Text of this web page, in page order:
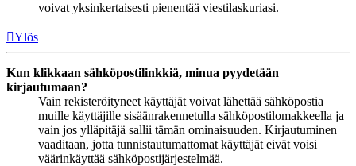
voivat yksinkertaisesti pienentää viestilaskuriasi.
Ylös
Kun klikkaan sähköpostilinkkiä, minua pyydetään
kirjautumaan?
Vain rekisteröityneet käyttäjät voivat lähettää sähköpostia
muille käyttäjille sisäänrakennetulla sähköpostilomakkeella ja
vain jos ylläpitäjä sallii tämän ominaisuuden. Kirjautuminen
vaaditaan, jotta tunnistautumattomat käyttäjät eivät voisi
väärinkäyttää sähköpostijärjestelmää.